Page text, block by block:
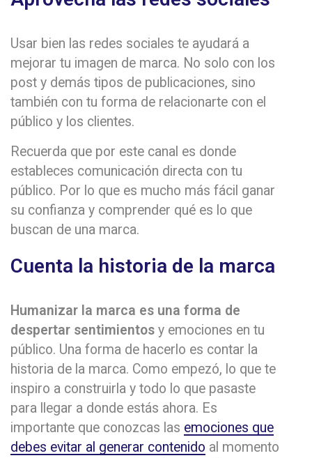
Usar bien las redes sociales te ayudará a
mejorar tu imagen de marca. No solo con los
post y demás tipos de publicaciones, sino
también con tu forma de relacionarte con el
público y los clientes.
Recuerda que por este canal es donde
estableces comunicación directa con tu
público. Por lo que es mucho más fácil ganar
su confianza y comprender qué es lo que
buscan de una marca.
Cuenta la historia de la marca
Humanizar la marca es una forma de
despertar sentimientos y emociones en tu
público. Una forma de hacerlo es contar la
historia de la marca. Como empezó, lo que te
inspiro a construirla y todo lo que pasaste
para llegar a donde estás ahora. Es
importante que conozcas las emociones que
debes evitar al generar contenido al momento